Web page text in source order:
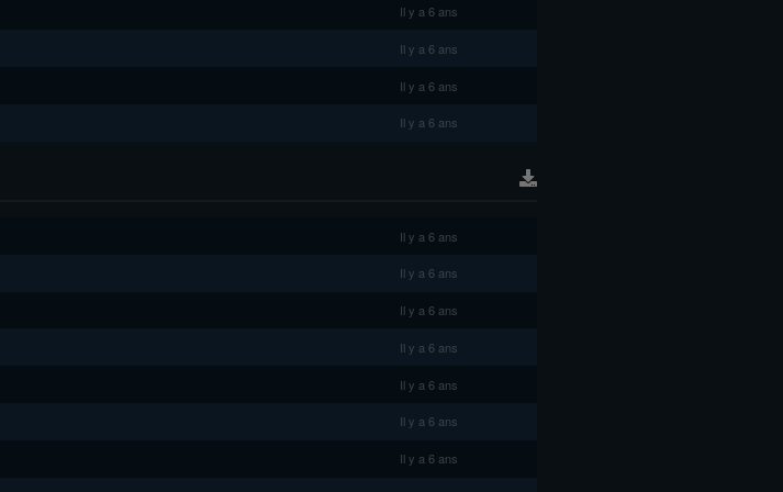
Il y a 6 ans
Il y a 6 ans
Il y a 6 ans
Il y a 6 ans
Il y a 6 ans
Il y a 6 ans
Il y a 6 ans
Il y a 6 ans
Il y a 6 ans
Il y a 6 ans
Il y a 6 ans